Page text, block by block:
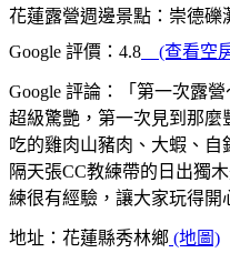
花蓮露營週邊景點：崇德礫
Google 評價：4.8 (查看空
Google 評論：「第一次露
超級驚艷，第一次見到那
吃的雞肉山豬肉、大蝦、
隔天張CC教練帶的日出獨
練很有經驗，讓大家玩得開
地址：花蓮縣秀林鄉 (地圖)